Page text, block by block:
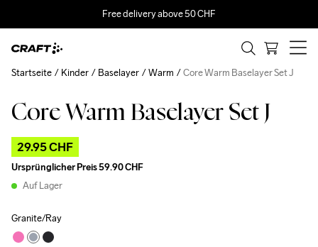
Free delivery above 50 CHF
Core Warm Baselayer Set J
29.95 CHF
Ursprünglicher Preis59.90 CHF
Auf Lager
Granite/Ray
Startseite Kinder Baselayer Warm Core Warm Baselayer Set J
Outlet